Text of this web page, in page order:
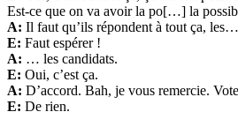
Est-ce que on va avoir la po[…] la
A: Il faut qu’ils répondent à tout ça, les…
E: Faut espérer !
A: … les candidats.
E: Oui, c’est ça.
A: D’accord. Bah, je vous remercie.
E: De rien.